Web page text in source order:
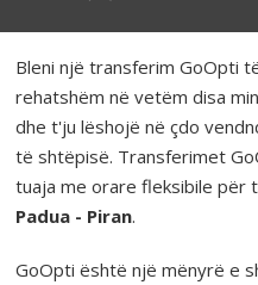
Bleni një transferim GoOpti
rehatshëm në vetëm disa
dhe t'ju lëshojë në çdo
të shtëpisë. Transferimet
tuaja me orare fleksibile për
Padua - Piran.
GoOpti është një mënyrë e